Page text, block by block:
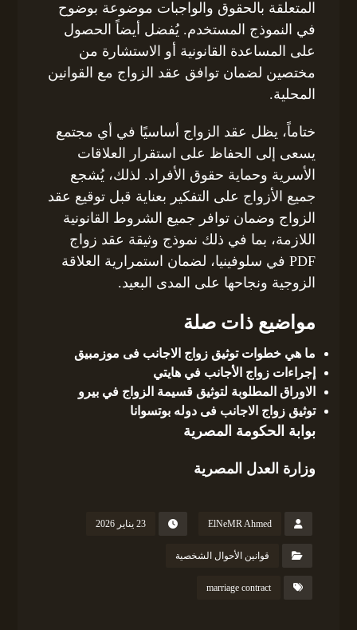
المتعلقة بالحقوق والواجبات موضوعة بوضوح
في النموذج المستخدم. يُفضل أيضاً الحصول
على المساعدة القانونية أو الاستشارة من
مختصين لضمان توافق عقد الزواج مع القوانين
المحلية.
ختاماً، يظل عقد الزواج أساسيًا في أي مجتمع
يسعى إلى الحفاظ على استقرار العلاقات
الأسرية وحماية حقوق الأفراد. لذلك، يُشجع
جميع الأزواج على التفكير بعناية قبل توقيع عقد
الزواج وضمان توافر جميع الشروط القانونية
اللازمة، بما في ذلك نموذج وثيقة عقد زواج
PDF في سلوفينيا، لضمان استمرارية العلاقة
الزوجية ونجاحها على المدى البعيد.
مواضيع ذات صلة
ما هي خطوات توثيق زواج الاجانب فى موزمبيق
إجراءات زواج الأجانب في هايتي
الاوراق المطلوبة لتوثيق قسيمة الزواج في بيرو
توثيق زواج الاجانب فى دوله بوتسوانا
بوابة الحكومة المصرية
وزارة العدل المصرية
ElNeMR Ahmed 23 يناير 2026
قوانين الأحوال الشخصية
marriage contract